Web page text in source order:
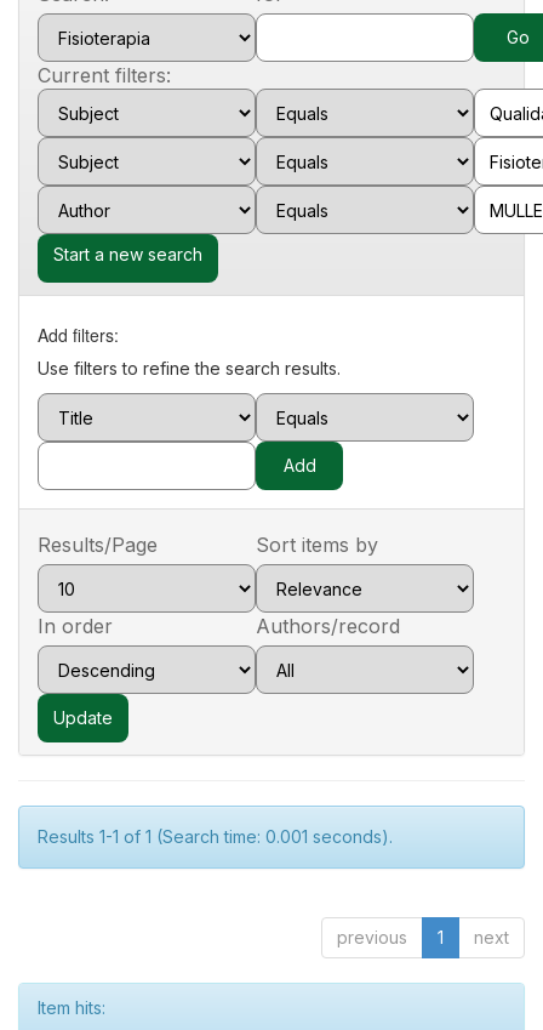
Current filters:
Start a new search
Add filters:
Use filters to refine the search results.
Results/Page Sort items by
In order Authors/record
Results 1-1 of 1 (Search time: 0.001 seconds).
previous 1 next
Item hits: